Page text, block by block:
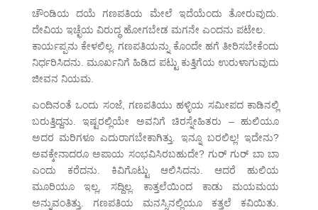
ಚೌಂಡಿಯ ದಯೆ ಗಣಪತಿಯ ಮೇಲೆ ಇದೆಯೆಂದು ತೋರುವುದು.
ದೇವಿಯ ಇಚ್ಛೆಯ ವಿರುದ್ಧ ಹೋಗಬೇಡ ಮಗನೇ ಎಂದನು ಪಟೇಲ.
ಕಾರ್ಯಪ್ಪನು ಕೇಳಲಿಲ್ಲ. ಗಣಪತಿಯನ್ನು ಕೊಂದೇ ಹಗೆ ತೀರಿಸಬೇಕೆಂದು
ನಿರ್ಧರಿಸಿದನು. ಮೂರ್ಖನಿಗೆ ಹಿಡಿದ ಪಟ್ಟು ಕುತ್ತಿಗೆಯ ಉರುಳಾಗುವುದು
ಜೀವನ ನಿಯಮ.
ಎಂದಿನಂತೆ ಒಂದು ಸಂಜೆ, ಗಣಪತಿಯು ಹಳ್ಳಿಯ ಸಮೀಪದ ಕಾಡಿನಲ್ಲಿ
ಬರುತ್ತಿದ್ದನು. ಇಷ್ಟರಲ್ಲಿಯೇ ಅವನಿಗೆ ಚಿರಸ್ನೇಹಿತರು – ಹುಲಿಯೂ
ಅದರ ಮರಿಗಳೂ ಎದುರಾಗಬೇಕಾಗಿತ್ತು. ಇನ್ನೂ ಬರಲಿಲ್ಲ! ಇದೇನು?
ಅವಕ್ಕೇನಾದರೂ ಅಪಾಯ ಸಂಭವಿಸಿರಬಹುದೇ? ಗುರ್ ಗುರ್ ಬಾ ಬಾ
ಎಂದು ಕರೆದನು. ಕಿವಿಗೊಟ್ಟು ಆಲಿಸಿದನು. ಆದರೆ ಹುಲಿಯ
ಮೂರಿಯೂ ಇಲ್ಲ, ಸದ್ದಿಲ್ಲ. ಕಾತ್ತಲೆಯಿಂದ ಕಾಡು ಮಯಮಯ
ಅನ್ನುವಂತಿತ್ತು. ಗಣಪತಿಯ ಮನಸ್ಸಿನಲ್ಲಿಯೂ ಕತ್ತಲೆ ಕವಿಯಿತು.